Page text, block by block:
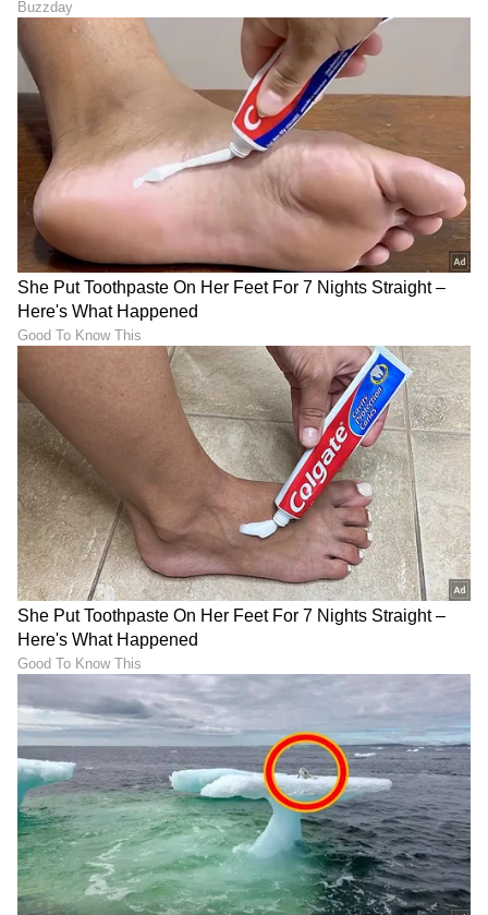
ಅಗಲವಿರುವ ದೊಡ್ಡ ಬಿಲ್ಲೆಯೊಂದನ್ನು ಹೊಂದಿರುತ್ತದೆ. ಈ
ಬಿಲ್ಲೆಯನ್ನು ಸೂರ್ಯನ ಕಿರಣಗಳಿಗೆ ಲಂಬವಾಗಿದ್ದು, ಪ್ರಖರ
ಕಿರಣಗಳನ್ನು ತಡೆಯುವಂತೆ ವಿನ್ಯಾಸಗೊಳಿಸಲಾಗಿದೆ.
ಮೊದಲ ಪರೀಕ್ಷಾ ಹಂತಗಳು ಉಡಾವಣೆಯ ಬಳಿಕ 4
ತಿಂಗಳಲ್ಲಿ ಪೂರ್ಣಗೊಳ್ಳಲಿವೆ. ಆಗ ಯೋಜನೆಯ ಆರಂಭಿಕ
ಸಂಶೋಧನೆಗಳು ಲಭ್ಯವಾಗಲಿವೆ. ಪ್ರೋಬಾ-3 ಯೋಜನೆ 2
ವರ್ಷಗಳ ಕಾಲ ನಡೆ ಯುವ ನಿರೀಕ್ಷೆಗಳಿವೆ. ಆ ಬಳಿಕ,
ಸೂರ್ಯ ಮತ್ತು ಚಂದ್ರರ ಗುರುತ್ವಾಕರ್ಷಣಾ ಸೆಳೆತದ
ಪರಿಣಾಮವಾಗಿ, ಉಪಗ್ರಹಗಳ ಕಕ್ಷೆ ಕ್ರಮೇಣ ಸಣ್ಣದಾಗಲಿದೆ.
ಉಡಾವಣೆಯ ಬಹುತೇಕ 5 ವರ್ಷಗಳ ಬಳಿಕ, ಉಪಗ್ರಹಗಳು
ನೈಸರ್ಗಿಕವಾಗಿಯೇ ಭೂಮಿಯ ವಾತಾವರ ಣದೊಳಗೆ
ಪ್ರವೇಶಿಸುತ್ತವೆ.
ಪ್ರೋಬಾ-3: ಭಾರತಕ್ಕಾಗುವ ಪ್ರಯೋಜನ:
ಪ್ರೋಬಾ-3 ಇಎಸ್ಎಯ ತಂತ್ರಜ್ಞಾನ ಪ್ರದರ್ಶಕ
ಯೋಜನೆಯಾ ಗಿದೆ. ಇದರ ಉಡಾವಣೆಗಾಗಿ ಇಸ್ರೋವನ್ನು
ಆಯ್ಕೆ ಮಾಡಿಕೊಂಡಿ ರುವುದು ಭಾರತದ ಬಾಹ್ಯಾಕಾಶ
ಉಡಾವಣಾ ಸೇವೆ ಅತ್ಯಂತ ನಂಬಿಕಾರ್ಹವಾಗಿದೆ ಮತ್ತು
ಬಾಹ್ಯಾಕಾಶ ತಂತ್ರಜ್ಞಾನದಲ್ಲಿ ಭಾರತದ ಪ್ರಾವೀಣ್ಯತೆ
ಬಹಳಷ್ಟು ಹೆಚ್ಚುತ್ತಿದೆ ಎನ್ನುವುದಕ್ಕೆ ಸಾಕ್ಷಿಯಾಗಿದೆ.
ಮರದ ಉಪಗ್ರಹಗಳು: ಬಾಹ್ಯಾಕಾಶ ಅನ್ವೇಷಣೆಯ
ಭವಿಷ್ಯ!